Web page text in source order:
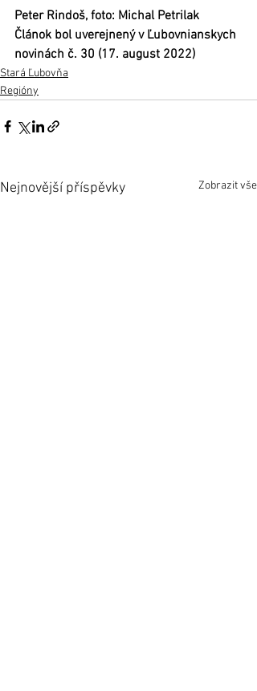
Peter Rindoš, foto: Michal Petrilak
Článok bol uverejnený v Ľubovnianskych
novinách č. 30 (17. august 2022)
Stará Ľubovňa
Regióny
Nejnovější příspěvky Zobrazit vše